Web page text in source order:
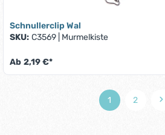
Schnullerclip Wal
SKU: C3569 Murmelkiste
Ab 2,19 €*
Seite
1
Seite
2